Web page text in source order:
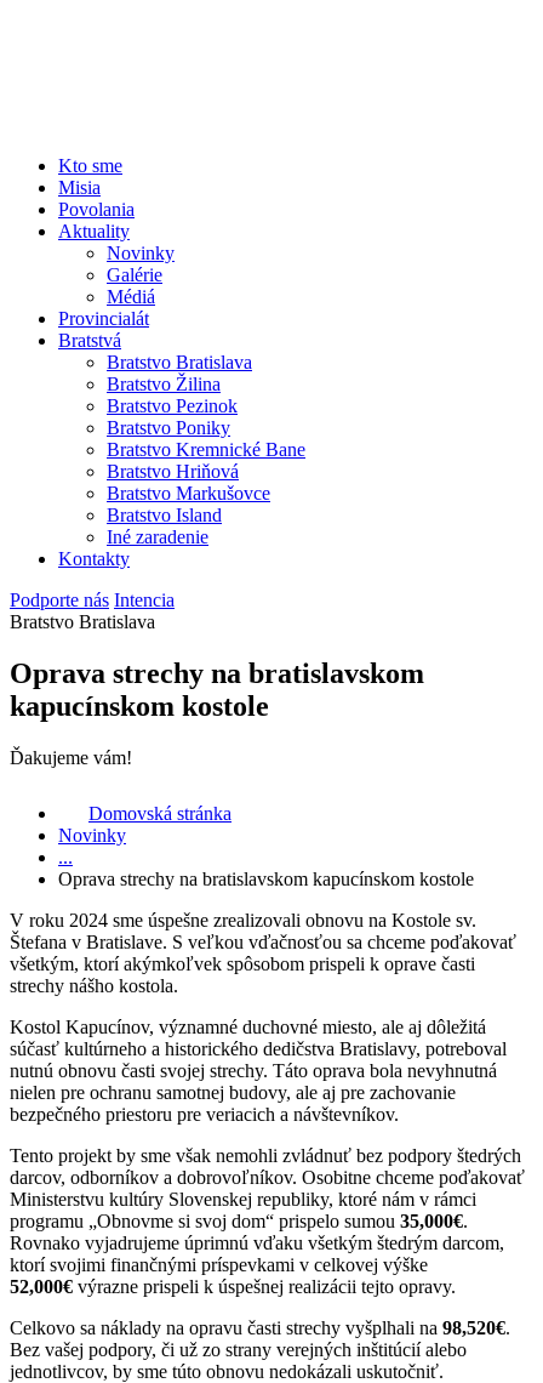
Kto sme
Misia
Povolania
Aktuality
Novinky
Galérie
Médiá
Provincialát
Bratstvá
Bratstvo Bratislava
Bratstvo Žilina
Bratstvo Pezinok
Bratstvo Poniky
Bratstvo Kremnické Bane
Bratstvo Hriňová
Bratstvo Markušovce
Bratstvo Island
Iné zaradenie
Kontakty
Podporte nás Intencia
Bratstvo Bratislava
Oprava strechy na bratislavskom
kapucínskom kostole
Ďakujeme vám!
Domovská stránka
Novinky
...
Oprava strechy na bratislavskom kapucínskom kostole
V roku 2024 sme úspešne zrealizovali obnovu na Kostole sv.
Štefana v Bratislave. S veľkou vďačnosťou sa chceme poďakovať
všetkým, ktorí akýmkoľvek spôsobom prispeli k oprave časti
strechy nášho kostola.
Kostol Kapucínov, významné duchovné miesto, ale aj dôležitá
súčasť kultúrneho a historického dedičstva Bratislavy, potreboval
nutnú obnovu časti svojej strechy. Táto oprava bola nevyhnutná
nielen pre ochranu samotnej budovy, ale aj pre zachovanie
bezpečného priestoru pre veriacich a návštevníkov.
Tento projekt by sme však nemohli zvládnuť bez podpory štedrých
darcov, odborníkov a dobrovoľníkov. Osobitne chceme poďakovať
Ministerstvu kultúry Slovenskej republiky, ktoré nám v rámci
programu „Obnovme si svoj dom“ prispelo sumou 35,000€.
Rovnako vyjadrujeme úprimnú vďaku všetkým štedrým darcom,
ktorí svojimi finančnými príspevkami v celkovej výške
52,000€ výrazne prispeli k úspešnej realizácii tejto opravy.
Celkovo sa náklady na opravu časti strechy vyšplhali na 98,520€.
Bez vašej podpory, či už zo strany verejných inštitúcií alebo
jednotlivcov, by sme túto obnovu nedokázali uskutočniť.